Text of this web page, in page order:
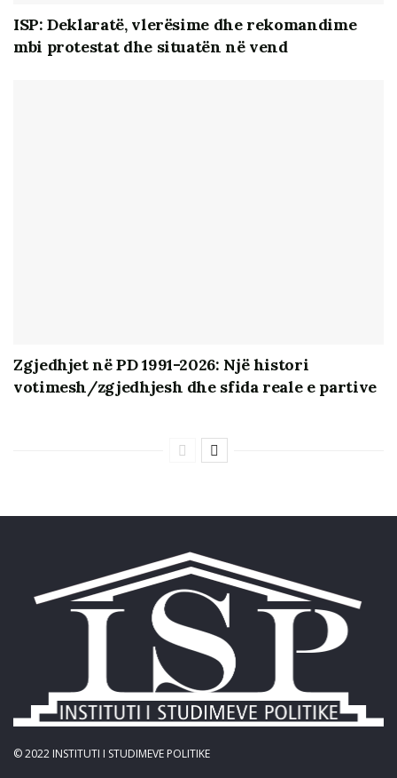
ISP: Deklaratë, vlerësime dhe rekomandime
mbi protestat dhe situatën në vend
Zgjedhjet në PD 1991-2026: Një histori
votimesh/zgjedhjesh dhe sfida reale e partive
© 2022 INSTITUTI I STUDIMEVE POLITIKE